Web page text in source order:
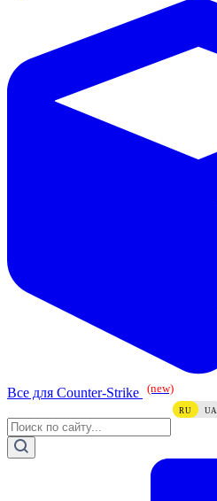
Все для Counter-Strike (new)
RU UA